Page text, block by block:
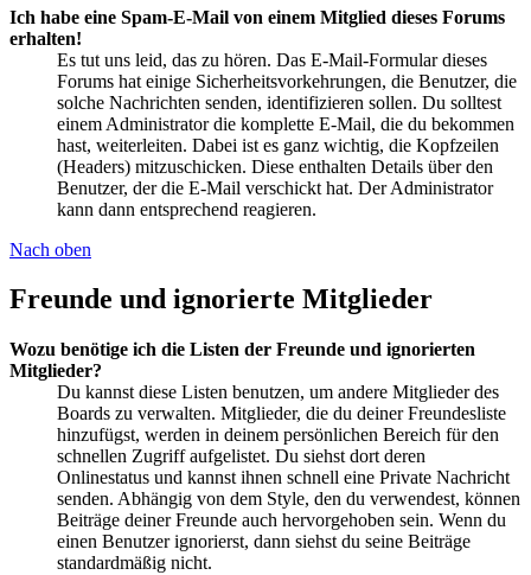
Ich habe eine Spam-E-Mail von einem Mitglied dieses Forums
erhalten!
Es tut uns leid, das zu hören. Das E-Mail-Formular dieses
Forums hat einige Sicherheitsvorkehrungen, die Benutzer, die
solche Nachrichten senden, identifizieren sollen. Du solltest
einem Administrator die komplette E-Mail, die du bekommen
hast, weiterleiten. Dabei ist es ganz wichtig, die Kopfzeilen
(Headers) mitzuschicken. Diese enthalten Details über den
Benutzer, der die E-Mail verschickt hat. Der Administrator
kann dann entsprechend reagieren.
Nach oben
Freunde und ignorierte Mitglieder
Wozu benötige ich die Listen der Freunde und ignorierten
Mitglieder?
Du kannst diese Listen benutzen, um andere Mitglieder des
Boards zu verwalten. Mitglieder, die du deiner Freundesliste
hinzufügst, werden in deinem persönlichen Bereich für den
schnellen Zugriff aufgelistet. Du siehst dort deren
Onlinestatus und kannst ihnen schnell eine Private Nachricht
senden. Abhängig von dem Style, den du verwendest, können
Beiträge deiner Freunde auch hervorgehoben sein. Wenn du
einen Benutzer ignorierst, dann siehst du seine Beiträge
standardmäßig nicht.